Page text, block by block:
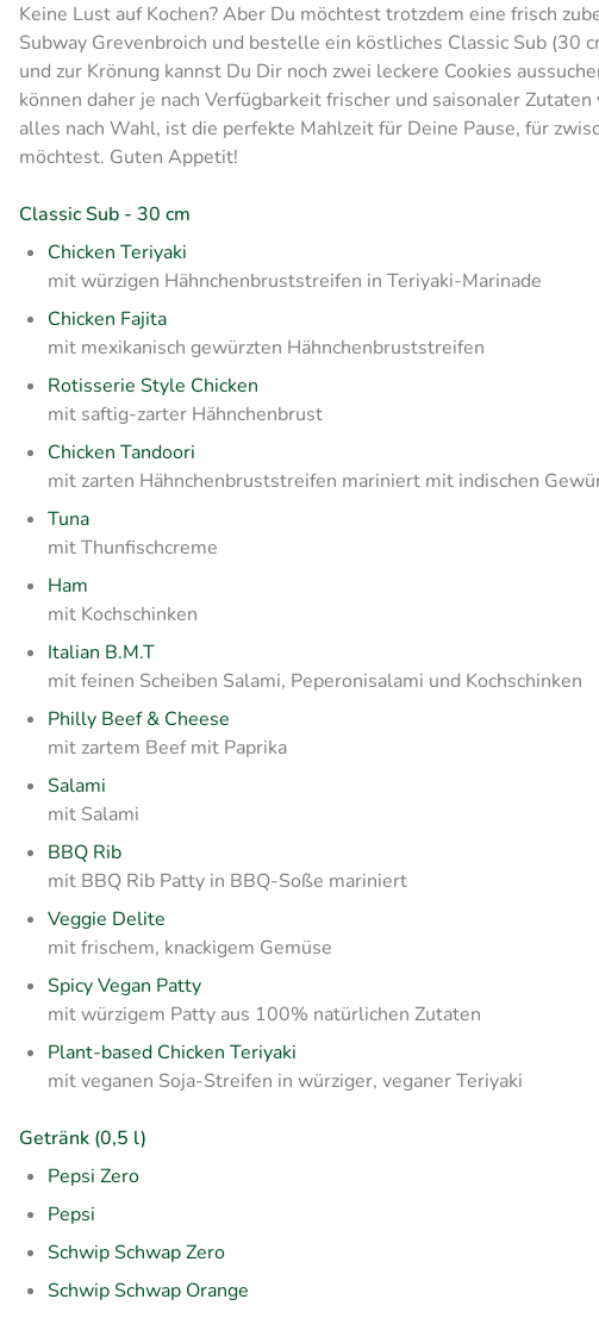
Keine Lust auf Kochen? Aber Du möchtest trotzdem eine frisch
Subway Grevenbroich und bestelle ein köstliches Classic Sub (30
und zur Krönung kannst Du Dir noch zwei leckere Cookies
können daher je nach Verfügbarkeit frischer und saisonaler
alles nach Wahl, ist die perfekte Mahlzeit für Deine Pause, für
möchtest. Guten Appetit!
Classic Sub - 30 cm
Chicken Teriyaki
mit würzigen Hähnchenbruststreifen in Teriyaki-Marinade
Chicken Fajita
mit mexikanisch gewürzten Hähnchenbruststreifen
Rotisserie Style Chicken
mit saftig-zarter Hähnchenbrust
Chicken Tandoori
mit zarten Hähnchenbruststreifen mariniert mit indischen
Tuna
mit Thunfischcreme
Ham
mit Kochschinken
Italian B.M.T
mit feinen Scheiben Salami, Peperonisalami und Kochschinken
Philly Beef & Cheese
mit zartem Beef mit Paprika
Salami
mit Salami
BBQ Rib
mit BBQ Rib Patty in BBQ-Soße mariniert
Veggie Delite
mit frischem, knackigem Gemüse
Spicy Vegan Patty
mit würzigem Patty aus 100% natürlichen Zutaten
Plant-based Chicken Teriyaki
mit veganen Soja-Streifen in würziger, veganer Teriyaki
Getränk (0,5 l)
Pepsi Zero
Pepsi
Schwip Schwap Zero
Schwip Schwap Orange